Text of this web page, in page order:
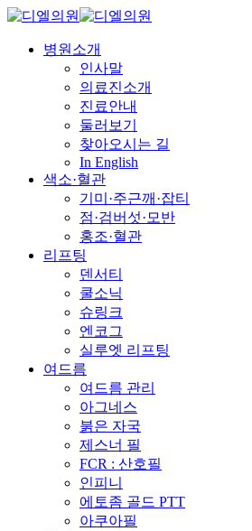
병원소개
인사말
의료진소개
진료안내
둘러보기
찾아오시는 길
In English
색소·혈관
기미·주근깨·잡티
점·검버섯·모반
홍조·혈관
리프팅
덴서티
쿨소닉
슈링크
엔코그
실루엣 리프팅
여드름
여드름 관리
아그네스
붉은 자국
제스너 필
FCR : 산호필
인피니
에토좀 골드 PTT
아쿠아필